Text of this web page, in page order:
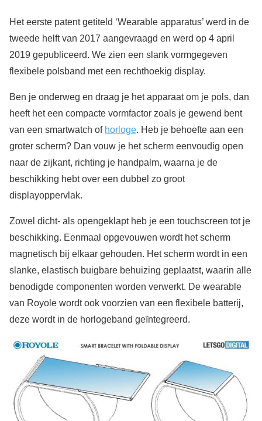
Het eerste patent getiteld ‘Wearable apparatus’ werd in de
tweede helft van 2017 aangevraagd en werd op 4 april
2019 gepubliceerd. We zien een slank vormgegeven
flexibele polsband met een rechthoekig display.
Ben je onderweg en draag je het apparaat om je pols, dan
heeft het een compacte vormfactor zoals je gewend bent
van een smartwatch of horloge. Heb je behoefte aan een
groter scherm? Dan vouw je het scherm eenvoudig open
naar de zijkant, richting je handpalm, waarna je de
beschikking hebt over een dubbel zo groot
displayoppervlak.
Zowel dicht- als opengeklapt heb je een touchscreen tot je
beschikking. Eenmaal opgevouwen wordt het scherm
magnetisch bij elkaar gehouden. Het scherm wordt in een
slanke, elastisch buigbare behuizing geplaatst, waarin alle
benodigde componenten worden verwerkt. De wearable
van Royole wordt ook voorzien van een flexibele batterij,
deze wordt in de horlogeband geïntegreerd.